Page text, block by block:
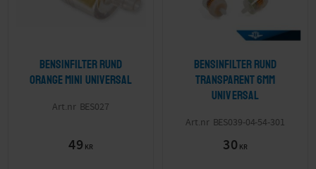
Bensinfilter rund
orange mini Universal
BES027
49 KR
Bensinfilter rund
transparent 6mm
Universal
BES039-04-54-301
30 KR